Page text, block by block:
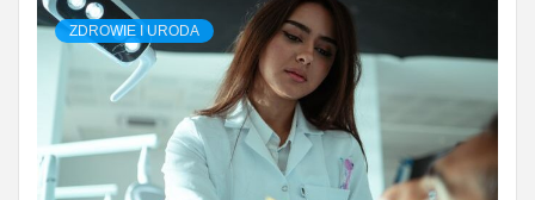
ZDROWIE I URODA